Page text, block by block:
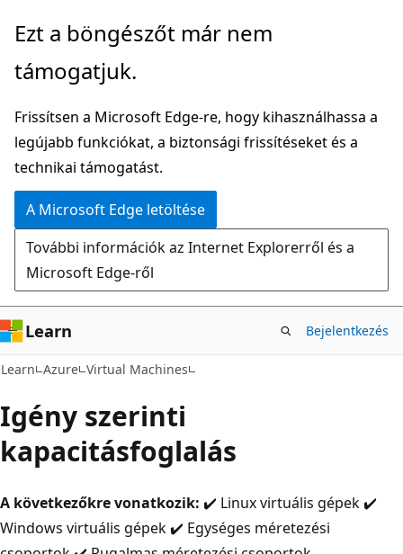
Ugrás
fő
Ezt a böngészőt már nem
támogatjuk.
Frissítsen a Microsoft Edge-re, hogy kihasználhassa a
legújabb funkciókat, a biztonsági frissítéseket és a
technikai támogatást.
A Microsoft Edge letöltése
További információk az Internet Explorerről és a
Microsoft Edge-ről
Learn Bejelentkezés
Learn Azure Virtual Machines
Igény szerinti
kapacitásfoglalás
A következőkre vonatkozik: ✔️ Linux virtuális gépek ✔️
Windows virtuális gépek ✔️ Egységes méretezési